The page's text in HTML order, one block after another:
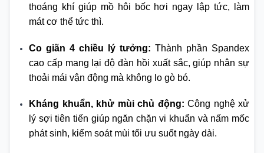
thoáng khí giúp mồ hôi bốc hơi ngay lập tức, làm
mát cơ thể tức thì.
Co giãn 4 chiều lý tưởng: Thành phần Spandex
cao cấp mang lại độ đàn hồi xuất sắc, giúp nhân sự
thoải mái vận động mà không lo gò bó.
Kháng khuẩn, khử mùi chủ động: Công nghệ xử
lý sợi tiên tiến giúp ngăn chặn vi khuẩn và nấm mốc
phát sinh, kiểm soát mùi tối ưu suốt ngày dài.